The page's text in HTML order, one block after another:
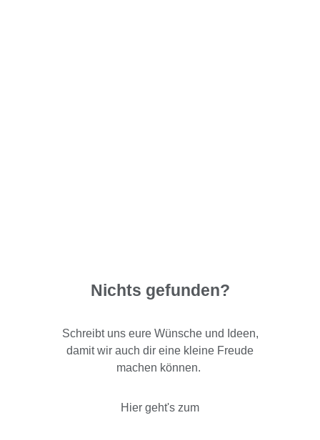
Nichts gefunden?
Schreibt uns eure Wünsche und Ideen,
damit wir auch dir eine kleine Freude
machen können.
Hier geht's zum